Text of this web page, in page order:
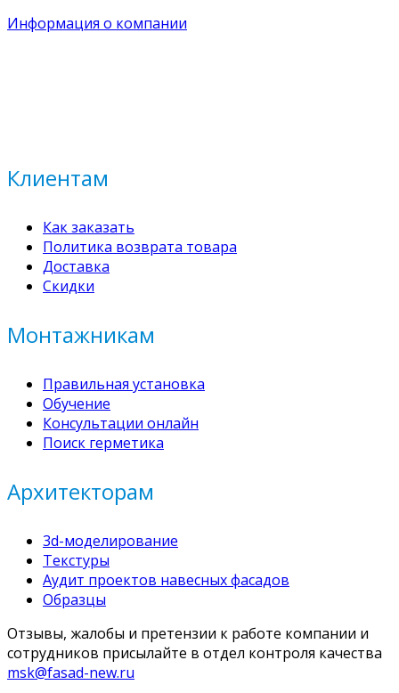
Информация о компании
Клиентам
Как заказать
Политика возврата товара
Доставка
Скидки
Монтажникам
Правильная установка
Обучение
Консультации онлайн
Поиск герметика
Архитекторам
3d-моделирование
Текстуры
Аудит проектов навесных фасадов
Образцы
Отзывы, жалобы и претензии к работе компании и
сотрудников присылайте в отдел контроля качества
msk@fasad-new.ru